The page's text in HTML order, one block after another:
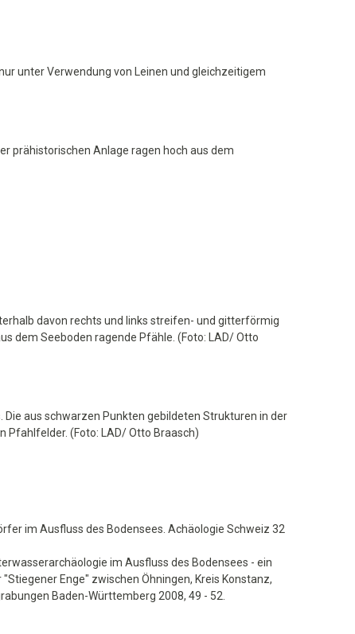
unter Verwendung von Leinen und gleichzeitigem
prähistorischen Anlage ragen hoch aus dem
davon rechts und links streifen- und gitterförmig
dem Seeboden ragende Pfähle. (Foto: LAD/ Otto
aus schwarzen Punkten gebildeten Strukturen in der
Pfahlfelder. (Foto: LAD/ Otto Braasch)
im Ausfluss des Bodensees. Achäologie Schweiz 32
im Ausfluss des Bodensees - ein
Enge" zwischen Öhningen, Kreis Konstanz,
Baden-Württemberg 2008, 49 - 52.